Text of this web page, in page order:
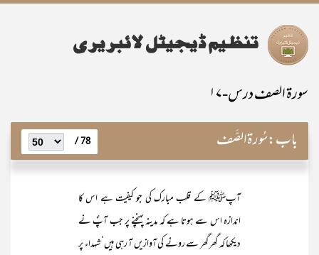
سورۃ الصف درس-۱۷
باب:سُورۃالصَّف 78 /
آپﷺ کے قلب مبارک کی جو کیفیت ہے اس کا
اندازہ اس سے ہوتا ہے کہ مدینہ پہنچنے پر جب آپؐ نے
دیکھا کہ گھر گھر سے رونے کی آوازیں آ رہی ہیں‘ شہداء پر